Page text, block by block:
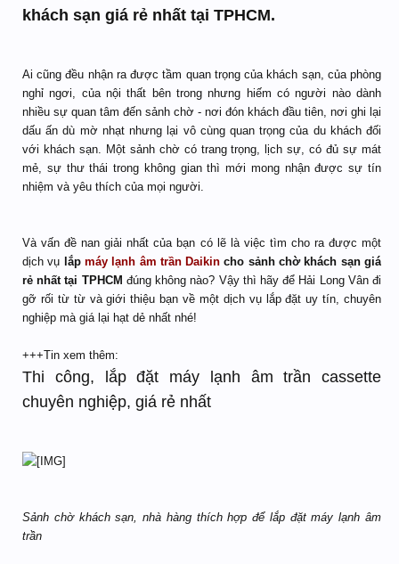
khách sạn giá rẻ nhất tại TPHCM.
Ai cũng đều nhận ra được tầm quan trọng của khách sạn, của phòng
nghỉ ngơi, của nội thất bên trong nhưng hiếm có người nào dành
nhiều sự quan tâm đến sảnh chờ - nơi đón khách đầu tiên, nơi ghi lại
dấu ấn dù mờ nhạt nhưng lại vô cùng quan trọng của du khách đối
với khách sạn. Một sảnh chờ có trang trọng, lịch sự, có đủ sự mát
mẻ, sự thư thái trong không gian thì mới mong nhận được sự tín
nhiệm và yêu thích của mọi người.
Và vấn đề nan giải nhất của bạn có lẽ là việc tìm cho ra được một
dịch vụ lắp máy lạnh âm trần Daikin cho sảnh chờ khách sạn giá
rẻ nhất tại TPHCM đúng không nào? Vậy thì hãy để Hải Long Vân đi
gỡ rối từ từ và giới thiệu bạn về một dịch vụ lắp đặt uy tín, chuyên
nghiệp mà giá lại hạt dẻ nhất nhé!
+++Tin xem thêm:
Thi công, lắp đặt máy lạnh âm trần cassette
chuyên nghiệp, giá rẻ nhất
Sảnh chờ khách sạn, nhà hàng thích hợp để lắp đặt máy lạnh âm
trần